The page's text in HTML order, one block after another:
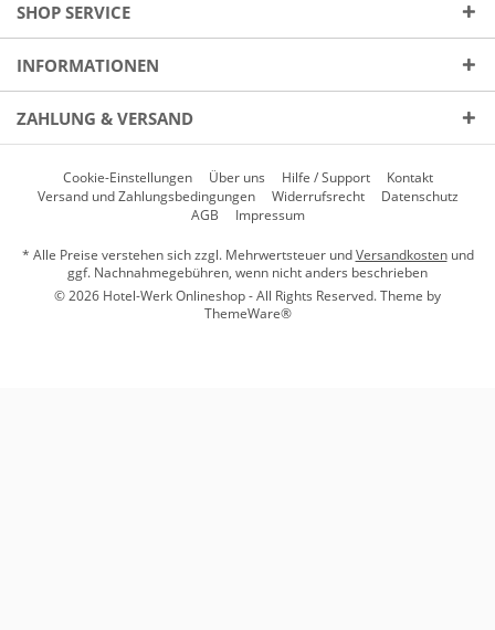
SHOP SERVICE
INFORMATIONEN
ZAHLUNG & VERSAND
Cookie-Einstellungen Über uns Hilfe / Support
Kontakt
Versand und Zahlungsbedingungen
Widerrufsrecht
Datenschutz
AGB
Impressum
* Alle Preise verstehen sich zzgl. Mehrwertsteuer undVersandkostenund
ggf. Nachnahmegebühren, wenn nicht anders beschrieben
© 2026 Hotel-Werk Onlineshop - All Rights Reserved. Theme by
ThemeWare®